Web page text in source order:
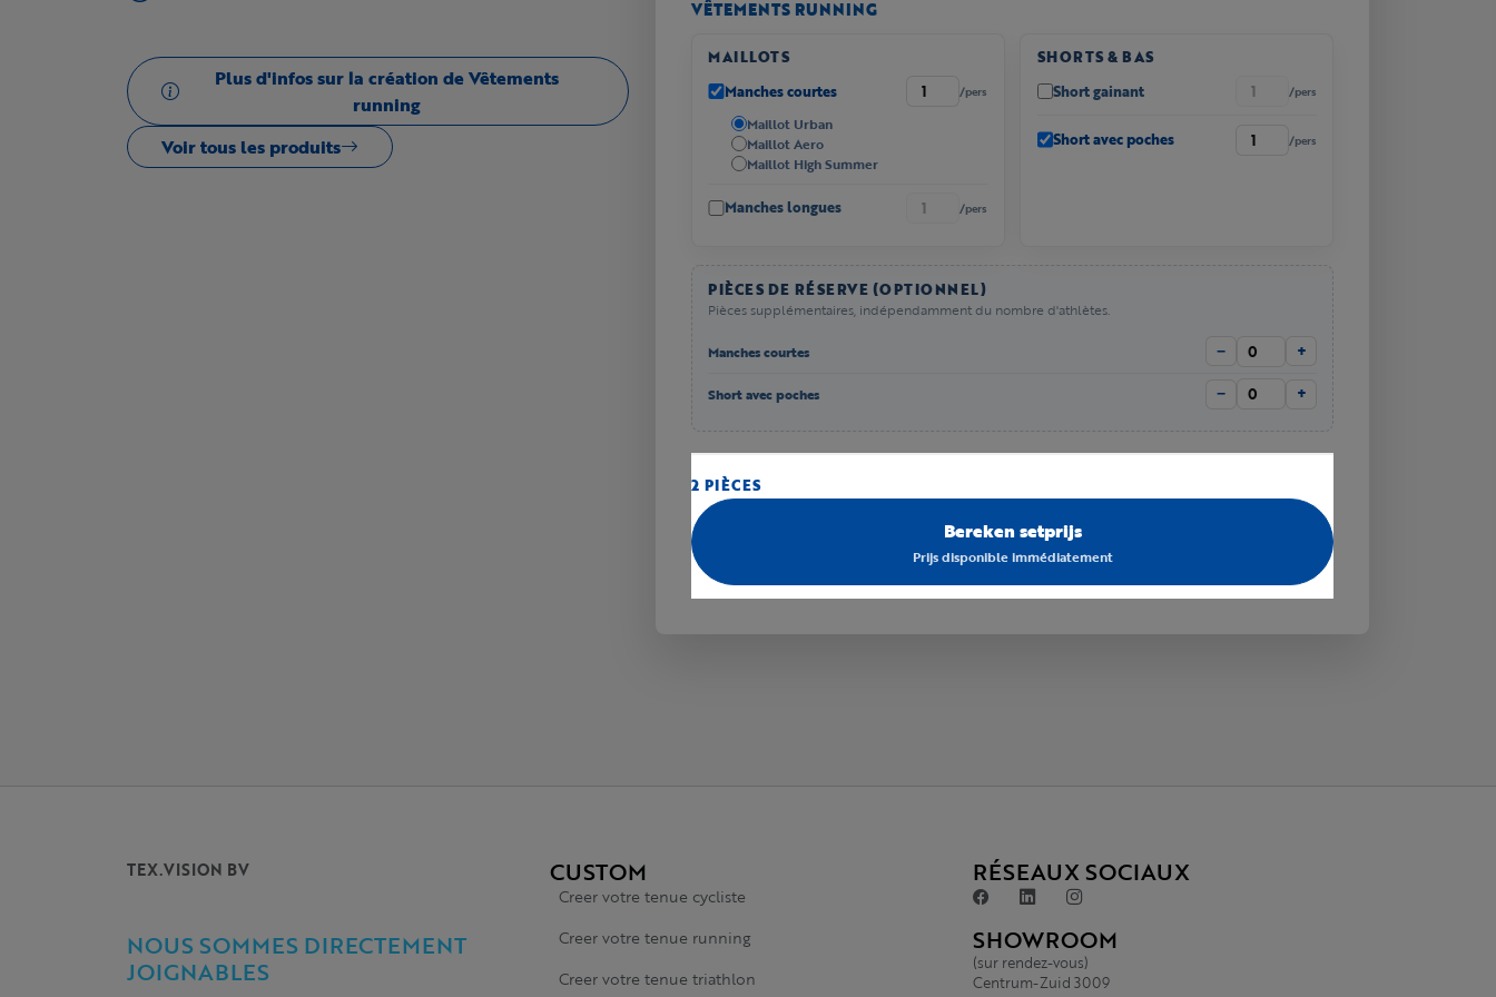
Plus d'infos sur la création de Vêtements
running
Voir tous les produits
VÊTEMENTS RUNNING
MAILLOTS
Manches courtes
/pers
Maillot Urban
Maillot Aero
Maillot High Summer
Manches longues /pers
SHORTS & BAS
Short gainant
/pers
Short avec poches /pers
PIÈCES DE RÉSERVE (OPTIONNEL)
Pièces supplémentaires, indépendamment du nombre d'athlètes.
Manches courtes − +
Short avec poches − +
2 PIÈCES
Bereken setprijs
Prijs disponible immédiatement
TEX.VISION BV
NOUS SOMMES DIRECTEMENT
JOIGNABLES
CUSTOM
Creer votre tenue cycliste
Creer votre tenue running
Creer votre tenue triathlon
RÉSEAUX SOCIAUX
SHOWROOM
(sur rendez-vous)
Centrum-Zuid 3009